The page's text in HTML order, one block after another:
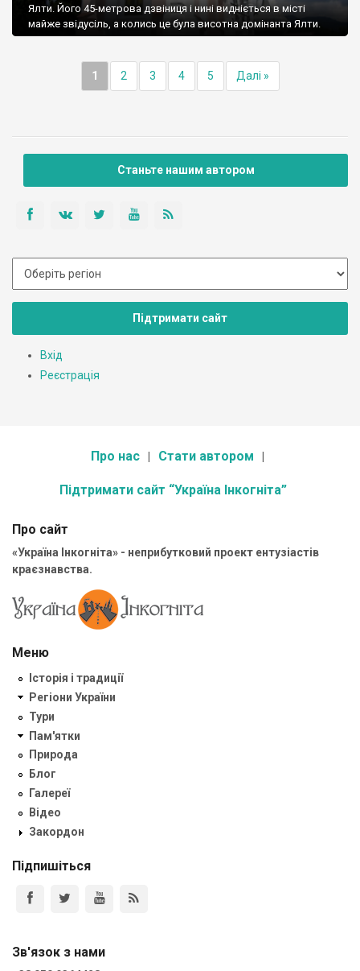
Ялти. Його 45-метрова дзвіниця і нині видніється в місті
майже звідусіль, а колись це була висотна домінанта Ялти.
1 2 3 4 5 Далі »
Станьте нашим автором
Підтримати сайт
Вхід
Реєстрація
Про нас Стати автором
Підтримати сайт “Україна Інкогніта”
Про сайт
«Україна Інкогніта» - неприбутковий проект ентузіастів
краєзнавства.
Меню
Історія і традиції
Регіони України
Тури
Пам'ятки
Природа
Блог
Галереї
Відео
Закордон
Підпишіться
Зв'язок з нами